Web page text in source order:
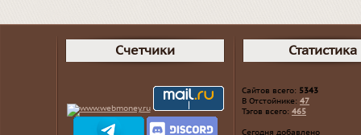
Счетчики Статистика
Сайтов всего: 5343
В Отстойнике: 47
Тэгов всего: 465
Сегодня добавлено